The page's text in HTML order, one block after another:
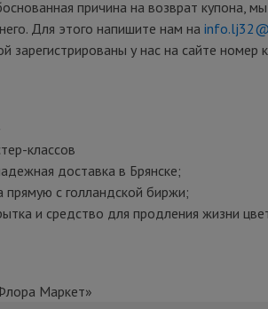
причина на возврат купона,
Для этого напишите нам на
зарегистрированы у нас на сайте номер
классов
доставка в Брянске;
прямую с голландской биржи;
и средство для продления жизни
Маркет»